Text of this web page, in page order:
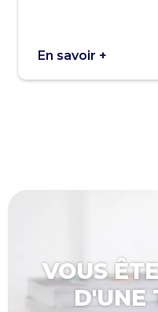
En savoir +
VOUS
D'UNE